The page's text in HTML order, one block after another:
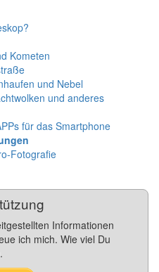
Kometen
und Nebel
und anderes
für das Smartphone
Fotografie
Informationen
ich mich. Wie viel Du